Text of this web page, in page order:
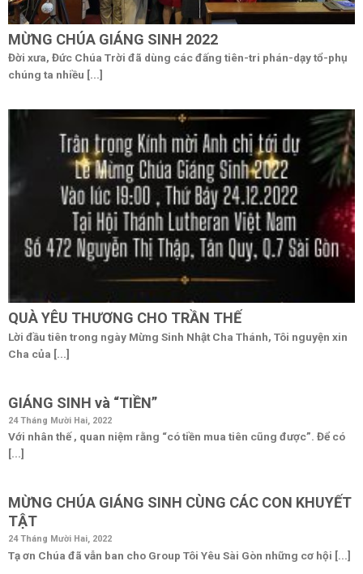
MỪNG CHÚA GIÁNG SINH 2022
Đời xưa, Đức Chúa Trời đã dùng các đấng tiên-tri phán-dạy tổ-phụ
chúng ta nhiều [...]
QUÀ YÊU THƯƠNG CHO TRẦN THẾ
Lời đầu tiên trong ngày Mừng Sinh Nhật Cha Thánh, Tôi nguyện xin
Cha của [...]
GIÁNG SINH và “TIỀN”
24 Tháng Mười Hai, 2022
Với nhân thế , quan niệm rằng “có tiền mua tiên cũng được”. Để có
[...]
MỪNG CHÚA GIÁNG SINH CÙNG CÁC CON KHUYẾT
TẬT
24 Tháng Mười Hai, 2022
Tạ ơn Chúa đã vẫn ban cho Group Tôi Yêu Sài Gòn những cơ hội [...]